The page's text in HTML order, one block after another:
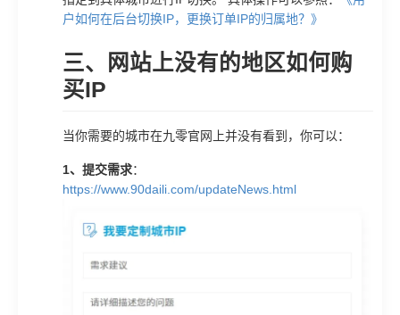
户如何在后台切换IP，更换订单IP的归属地？》
三、网站上没有的地区如何购
买IP
当你需要的城市在九零官网上并没有看到，你可以：
1、提交需求：
https://www.90daili.com/updateNews.html